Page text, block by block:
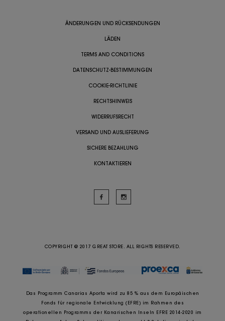
ÄNDERUNGEN UND RÜCKSENDUNGEN
LÄDEN
TERMS AND CONDITIONS
DATENSCHUTZ-BESTIMMUNGEN
COOKIE-RICHTLINIE
RECHTSHINWEIS
WIDERRUFSRECHT
VERSAND UND AUSLIEFERUNG
SICHERE BEZAHLUNG
KONTAKTIEREN
COPYRIGHT @ 2017 GREAT STORE. ALL RIGHTS RESERVED.
Das Programm Canarias Aporta wird zu 85 % aus dem Europäischen
Fonds für regionale Entwicklung (EFRE) im Rahmen des
operationellen Programms der Kanarischen Inseln EFRE 2014-2020 im